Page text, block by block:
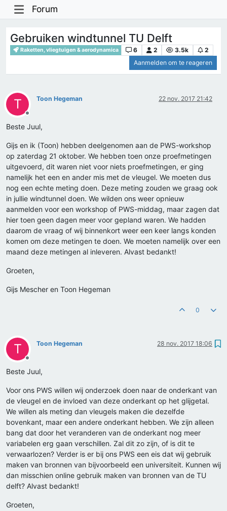
Forum
Gebruiken windtunnel TU Delft
Raketten, vliegtuigen & aerodynamica 6 2 3.5k
2
Aanmelden om te reageren
T
Offline
Toon Hegeman 22 nov. 2017 21:42
Beste Juul,
Gijs en ik (Toon) hebben deelgenomen aan de PWS-workshop
op zaterdag 21 oktober. We hebben toen onze proefmetingen
uitgevoerd, dit waren niet voor niets proefmetingen, er ging
namelijk het een en ander mis met de vleugel. We moeten dus
nog een echte meting doen. Deze meting zouden we graag ook
in jullie windtunnel doen. We wilden ons weer opnieuw
aanmelden voor een workshop of PWS-middag, maar zagen dat
hier toen geen dagen meer voor gepland waren. We hadden
daarom de vraag of wij binnenkort weer een keer langs konden
komen om deze metingen te doen. We moeten namelijk over een
maand deze metingen al inleveren. Alvast bedankt!
Groeten,
Gijs Mescher en Toon Hegeman
0
T
Offline
Toon Hegeman 28 nov. 2017 18:06
Beste Juul,
Voor ons PWS willen wij onderzoek doen naar de onderkant van
de vleugel en de invloed van deze onderkant op het glijgetal.
We willen als meting dan vleugels maken die dezelfde
bovenkant, maar een andere onderkant hebben. We zijn alleen
bang dat door het veranderen van de onderkant nog meer
variabelen erg gaan verschillen. Zal dit zo zijn, of is dit te
verwaarlozen? Verder is er bij ons PWS een eis dat wij gebruik
maken van bronnen van bijvoorbeeld een universiteit. Kunnen wij
dan misschien online gebruik maken van bronnen van de TU
delft? Alvast bedankt!
Groeten,